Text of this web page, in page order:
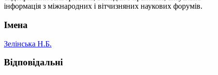
інформація з міжнародних і вітчизняних наукових форумів.
Імена
Зелінська Н.Б.
Відповідальні